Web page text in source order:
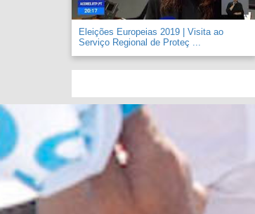
Eleições Europeias 2019 | Visita ao
Serviço Regional de Proteç ...